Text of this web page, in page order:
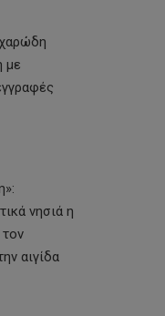
με
νησιά η
τον
αιγίδα